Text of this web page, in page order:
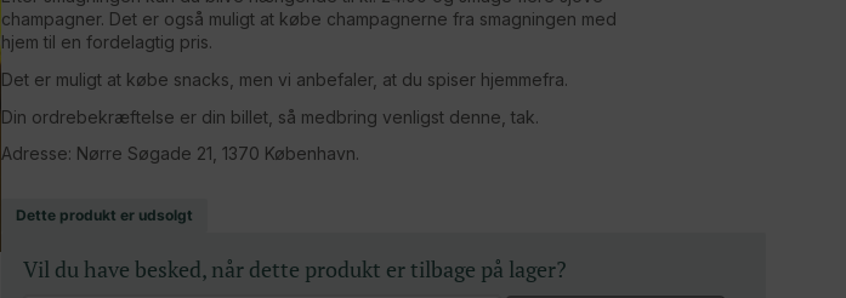
champagner. Det er også muligt at købe champagnerne fra smagningen med
hjem til en fordelagtig pris.
Det er muligt at købe snacks, men vi anbefaler, at du spiser hjemmefra.
Din ordrebekræftelse er din billet, så medbring venligst denne, tak.
Adresse: Nørre Søgade 21, 1370 København.
Dette produkt er udsolgt
Vil du have besked, når dette produkt er tilbage på lager?